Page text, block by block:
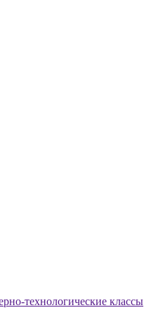
технологические классы